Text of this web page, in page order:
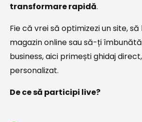
transformare rapidă.
Fie că vrei să optimizezi un site, să
magazin online sau să-ți
business, aici primești ghidaj
personalizat.
De ce să participi live?